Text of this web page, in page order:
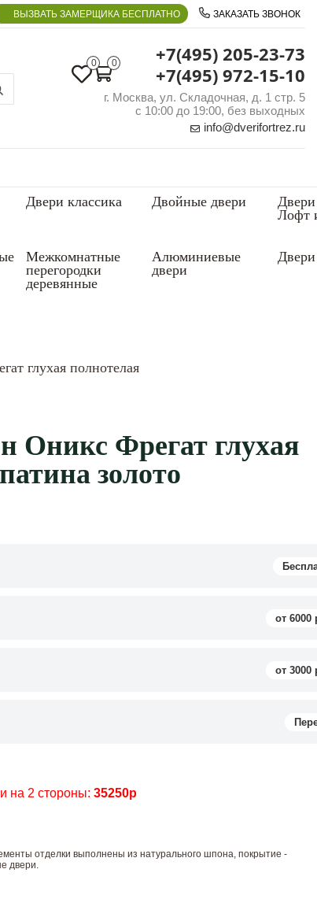
ВЫЗВАТЬ ЗАМЕРЩИКА БЕСПЛАТНО ЗАКАЗАТЬ ЗВОНОК
0 0
+7(495) 205-23-73
+7(495) 972-15-10
г. Москва, ул. Складочная, д. 1 стр. 5
с 10:00 до 19:00, без выходных
info@dverifortrez.ru
Двери классика Двойные двери
Лофт
Межкомнатные
перегородки
деревянные
Алюминиевые
двери
Двери
глухая полнотелая
Оникс Фрегат глухая
золото
от 6000
от 3000
на 2 стороны: 35250р
отделки выполнены из натурального шпона, покрытие -
двери.